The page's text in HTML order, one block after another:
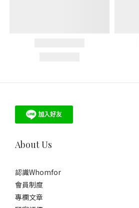
About Us
認識Whomfor
會員制度
專欄文章